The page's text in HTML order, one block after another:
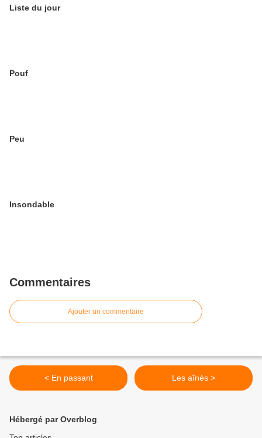
Liste du jour
Pouf
Peu
Insondable
Commentaires
Ajouter un commentaire
< En passant Les aînés >
Hébergé par Overblog